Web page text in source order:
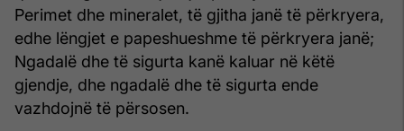
Perimet dhe mineralet, të gjitha janë të përkryera,
edhe lëngjet e papeshueshme të përkryera janë;
Ngadalë dhe të sigurta kanë kaluar në këtë
gjendje, dhe ngadalë dhe të sigurta ende
vazhdojnë të përsosen.